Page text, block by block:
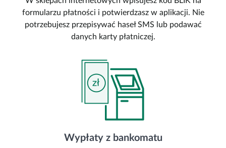
formularzu płatności i potwierdzasz w aplikacji. Nie
potrzebujesz przepisywać haseł SMS lub podawać
danych karty płatniczej.
Wypłaty z bankomatu